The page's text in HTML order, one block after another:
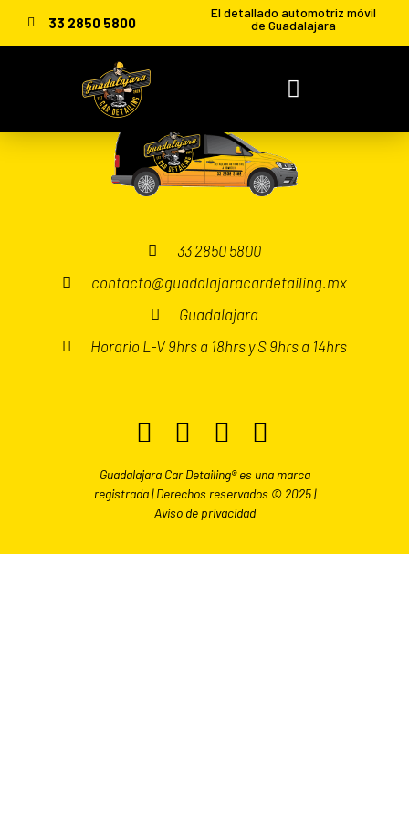
33 2850 5800
El detallado automotriz móvil
de Guadalajara
33 2850 5800
contacto@guadalajaracardetailing.mx
Guadalajara
Horario L-V 9hrs a 18hrs y S 9hrs a 14hrs
Guadalajara Car Detailing® es una marca
registrada | Derechos reservados © 2025 |
Aviso de privacidad